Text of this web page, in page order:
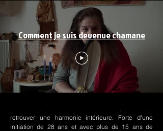
Comment je suis devenue chamane
retrouver une harmonie intérieure. Forte d'une
initiation de 28 ans et avec plus de 15 ans de